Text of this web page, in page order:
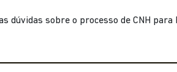
dúvidas sobre o processo de CNH para